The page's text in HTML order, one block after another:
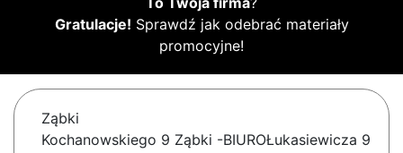
Gratulacje! Sprawdź jak odebrać materiały
promocyjne!
Ząbki
Kochanowskiego 9 Ząbki -BIUROŁukasiewicza 9